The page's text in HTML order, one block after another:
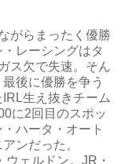
がらまったく優勝
レーシングはタ
ス欠で失速。そん
後に優勝を争う
生え抜きチーム
に2回目のスポッ
ハータ・オート
ンだった。
ェルドン。JR・